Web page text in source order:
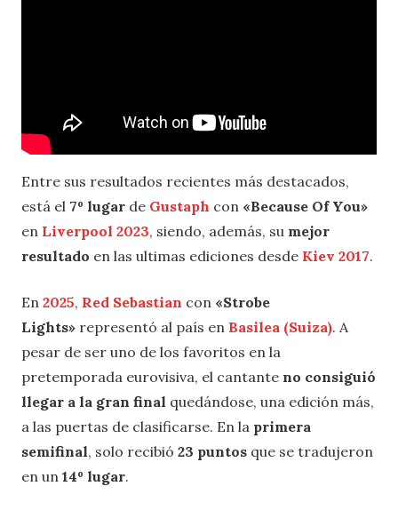
Entre sus resultados recientes más destacados,
está el 7º lugar de Gustaph con «Because Of You»
en Liverpool 2023, siendo, además, su mejor
resultado en las ultimas ediciones desde Kiev 2017.
En 2025, Red Sebastian con «Strobe
Lights» representó al país en Basilea (Suiza). A
pesar de ser uno de los favoritos en la
pretemporada eurovisiva, el cantante no consiguió
llegar a la gran final quedándose, una edición más,
a las puertas de clasificarse. En la primera
semifinal, solo recibió 23 puntos que se tradujeron
en un 14º lugar.